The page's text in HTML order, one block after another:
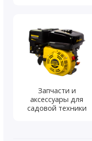
Запчасти и
аксессуары для
садовой техники